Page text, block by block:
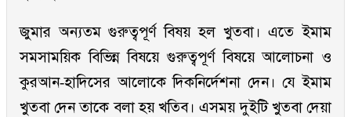
জুমার অন্যতম গুরুত্বপূর্ণ বিষয় হল খুতবা। এতে ইমাম
সমসাময়িক বিভিন্ন বিষয়ে গুরুত্বপূর্ণ বিষয়ে আলোচনা ও
কুরআন-হাদিসের আলোকে দিকনির্দেশনা দেন। যে ইমাম
খুতবা দেন তাকে বলা হয় খতিব। এসময় দুইটি খুতবা দেয়া